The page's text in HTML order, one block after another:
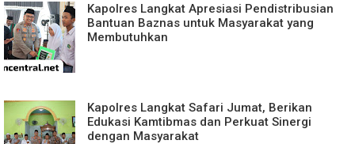
Kapolres Langkat Apresiasi Pendistribusian
Bantuan Baznas untuk Masyarakat yang
Membutuhkan
Kapolres Langkat Safari Jumat, Berikan
Edukasi Kamtibmas dan Perkuat Sinergi
dengan Masyarakat